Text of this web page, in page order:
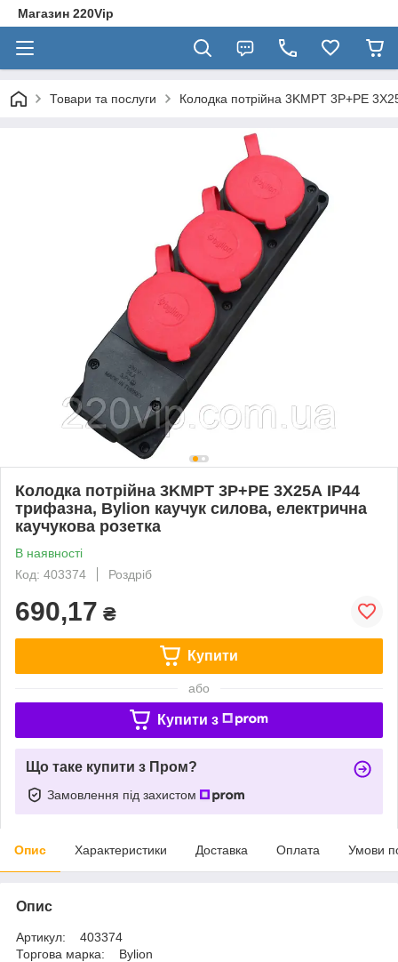
Магазин 220Vip
Товари та послуги Колодка потрійна 3KMPT 3Р+РЕ
Колодка потрійна 3KMPT 3Р+РЕ 3Х25А IP44
трифазна, Bylion каучук силова, електрична
каучукова розетка
В наявності
Код: 403374
Роздріб
690,17 ₴
Купити
або
Купити з
Що таке купити з Пром?
Замовлення під захистом
Опис Характеристики Доставка Оплата Умови
Опис
Артикул: 403374
Торгова марка: Bylion